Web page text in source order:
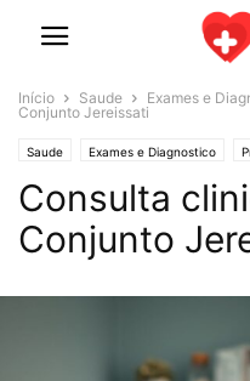
Início Saude Exames e
Conjunto Jereissati
Saude Exames e Diagnostico
Consulta
Conjunto